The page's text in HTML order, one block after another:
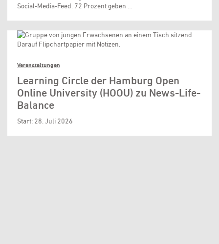
Social-Media-Feed. 72 Prozent geben …
Veranstaltungen
Learning Circle der Hamburg Open
Online University (HOOU) zu News-Life-
Balance
Start: 28. Juli 2026